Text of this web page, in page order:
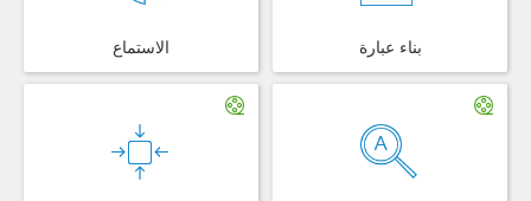
الاستماع بناء عبارة